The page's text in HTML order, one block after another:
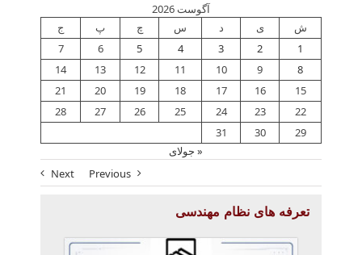
آگوست 2026
ش ی د س چ پ ج
1
2
3
4
5
6
7
8
9
10
11
12
13
14
15
16
17
18
19
20
21
22
23
24
25
26
27
28
29
30
31
« جولای
Previous
Next
تعرفه های نظام مهندسی